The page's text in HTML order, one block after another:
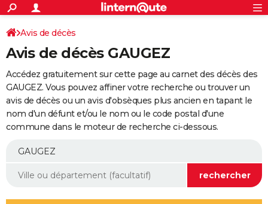
ACTUALITÉS
Politique
Société
Faits Divers
Education
Monde
Villes
+
SPORT
Coupe du monde 2026
Football
Tennis
Cyclisme
Rugby
Forum
Programme TV
TNT
Streaming
Cinéma
Sorties cinéma
Musique
+
FINANCE
Retraite
Epargne
Immobilier
Risques naturels par ville
Banque
Assurance
AUTO
Essais
Réserver un essai
Citadines
Berlines
SUV
Forum auto
+
Mobiles
Meilleur smartphone
Internet
Ordinateurs
Jeux vidéo
Guide high-tech
Aménagement intérieur
Avis de décès
Avis de décès GAUGEZ
Accédez gratuitement sur cette page au carnet des décès des
GAUGEZ. Vous pouvez affiner votre recherche ou trouver un
avis de décès ou un avis d'obsèques plus ancien en tapant le
nom d'un défunt et/ou le nom ou le code postal d'une
commune dans le moteur de recherche ci-dessous.